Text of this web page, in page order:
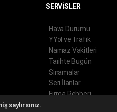
saylırsınız.
SERVİSLER
Hava Durumu
YYol ve Trafik
Namaz Vakitleri
Tarihte Bugün
Sinamalar
Seri İlanlar
Firma Rehberi